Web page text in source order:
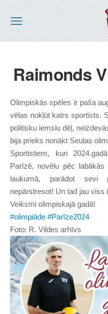
Raimonds
Olimpiskās spēles ir paša
vēlas nokļūt katrs sportists.
politisku iemslu dēļ,
bija prieks nonākt Seulas
Sportistiem, kuri
Parīzē, novēlu pēc
laukumā, parādot
nepārstresot! Un tad jau viss
Veiksmi olimpiskajā gadā!
#olimpiāde #Parīze2024
Foto: R. Vildes arhīvs